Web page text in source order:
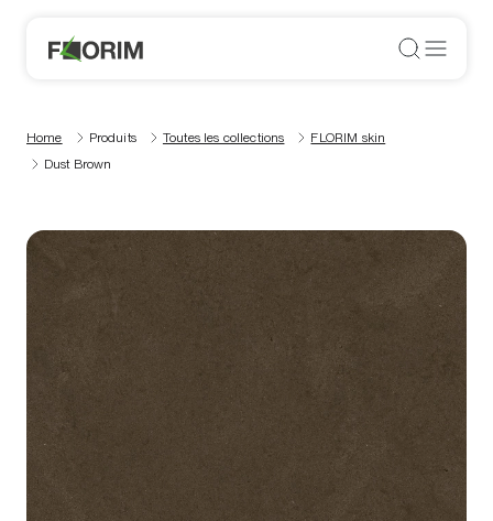
Home Produits Toutes les collections
FLORIM skin
Dust Brown